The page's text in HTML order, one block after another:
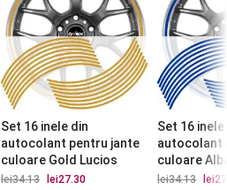
Set 16 inele din
autocolant pentru jante
culoare Gold Lucios
lei34.13
Prețul
lei27.30
Set 16
autocolant
culoare
lei34.13 lei